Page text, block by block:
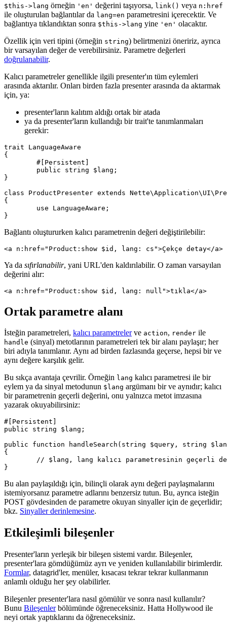
$this->lang örneğin 'en' değerini taşıyorsa, link() veya n:href
ile oluşturulan bağlantılar da lang=en parametresini içerecektir. Ve
bağlantıya tıklandıktan sonra $this->lang yine 'en' olacaktır.
Özellik için veri tipini (örneğin string) belirtmenizi öneririz, ayrıca
bir varsayılan değer de verebilirsiniz. Parametre değerleri
doğrulanabilir.
Kalıcı parametreler genellikle ilgili presenter'ın tüm eylemleri
arasında aktarılır. Onları birden fazla presenter arasında da aktarmak
için, ya:
presenter'ların kalıtım aldığı ortak bir atada
ya da presenter'ların kullandığı bir trait'te tanımlanmaları
gerekir:
trait LanguageAware
{
}
class ProductPresenter extends
{
Bağlantı oluştururken kalıcı parametrenin değeri değiştirilebilir:
Ya da sıfırlanabilir, yani URL'den kaldırılabilir. O zaman varsayılan
değerini alır:
Ortak parametre alanı
İsteğin parametreleri, kalıcı parametrelerve action, render ile
handle (sinyal) metotlarının parametreleri tek bir alanı paylaşır; her
biri adıyla tanımlanır. Aynı ad birden fazlasında geçerse, hepsi bir ve
aynı değere karşılık gelir.
Bu sıkça avantaja çevrilir. Örneğin lang kalıcı parametresi ile bir
eylem ya da sinyal metodunun $lang argümanı bir ve aynıdır; kalıcı
bir parametrenin geçerli değerini, onu yalnızca metot imzasına
yazarak okuyabilirsiniz:
#[Persistent]
public string $lang;
public function handleSearch(string $query, string
{
Bu alan paylaşıldığı için, bilinçli olarak aynı değeri paylaşmalarını
istemiyorsanız parametre adlarını benzersiz tutun. Bu, ayrıca isteğin
POST gövdesinden de parametre okuyan sinyaller için de geçerlidir;
bkz. Sinyaller derinlemesine.
Etkileşimli bileşenler
Presenter'ların yerleşik bir bileşen sistemi vardır. Bileşenler,
presenter'lara gömdüğümüz ayrı ve yeniden kullanılabilir birimlerdir.
Formlar, datagrid'ler, menüler, kısacası tekrar tekrar kullanmanın
anlamlı olduğu her şey olabilirler.
Bileşenler presenter'lara nasıl gömülür ve sonra nasıl kullanılır?
Bunu Bileşenlerbölümünde öğreneceksiniz. Hatta Hollywood ile
neyi ortak yaptıklarını da öğreneceksiniz.